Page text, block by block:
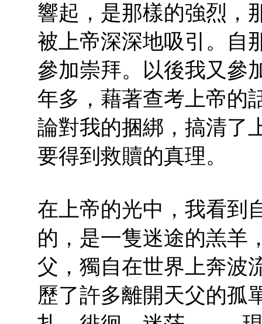
響起，是那樣的強烈，
被上帝深深地吸引。自
參加崇拜。以後我又參
年多，藉著查考上帝的
論對我的捆綁，搞清了
要得到救贖的真理。
在上帝的光中，我看到
的，是一隻迷途的羔羊
父，獨自在世界上奔波
歷了許多離開天父的孤